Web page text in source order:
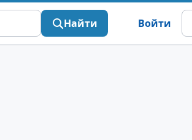
Найти Войти